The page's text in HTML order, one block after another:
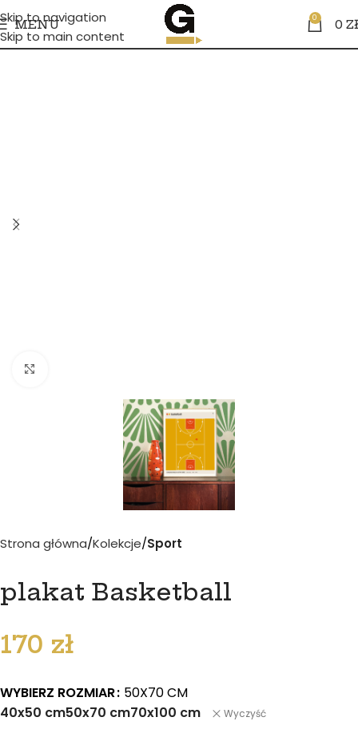
Skip to navigation
Skip to main content
MENU 0 0
Strona główna Kolekcje Sport
plakat Basketball
170 zł
WYBIERZ ROZMIAR 50X70 CM
40x50 cm50x70 cm70x100 cm Wyczyść